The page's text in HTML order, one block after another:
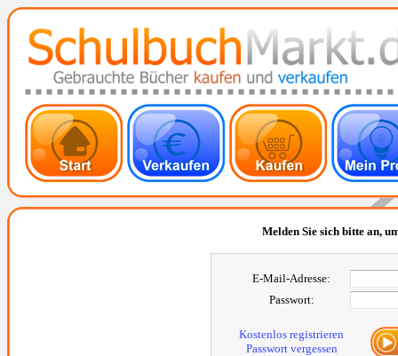
Melden Sie sich bitte an,
E-Mail-Adresse:
Passwort:
Kostenlos registrieren
Passwort vergessen